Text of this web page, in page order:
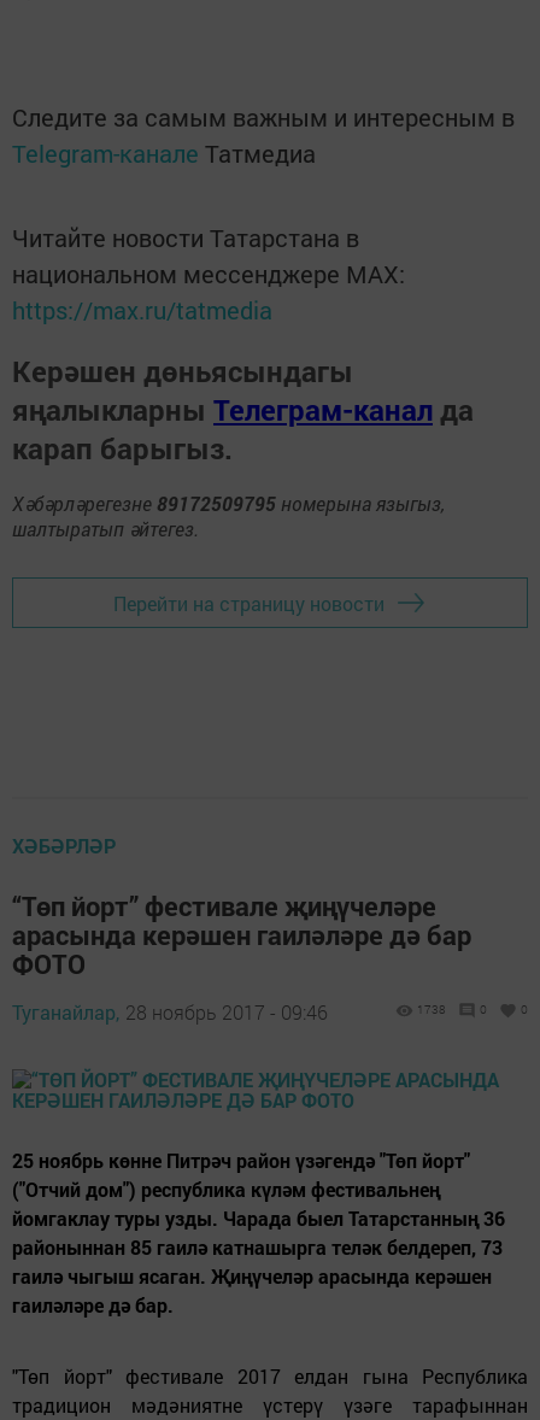
Следите за самым важным и интересным в
Telegram-канале Татмедиа
Читайте новости Татарстана в
национальном мессенджере MАХ:
https://max.ru/tatmedia
Керәшен дөньясындагы
яңалыкларны Телеграм-канал да
карап барыгыз.
Хәбәрләрегезне 89172509795 номерына языгыз,
шалтыратып әйтегез.
Перейти на страницу новости
ХӘБӘРЛӘР
“Төп йорт” фестивале җиңүчеләре
арасында керәшен гаиләләре дә бар
ФОТО
Туганайлар, 28 ноябрь 2017 - 09:46 1738 0 0
25 ноябрь көнне Питрәч район үзәгендә "Төп йорт"
("Отчий дом") республика күләм фестивальнең
йомгаклау туры узды. Чарада быел Татарстанның 36
районыннан 85 гаилә катнашырга теләк белдереп, 73
гаилә чыгыш ясаган. Җиңүчеләр арасында керәшен
гаиләләре дә бар.
"Төп йорт" фестивале 2017 елдан
гына Республика
традицион мәдәниятне үстерү үзәге тарафыннан